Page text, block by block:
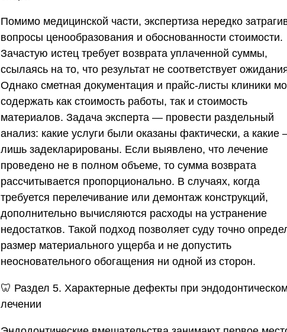
Помимо медицинской части, экспертиза нередко
вопросы ценообразования и обоснованности стоимости.
Зачастую истец требует возврата уплаченной суммы,
ссылаясь на то, что результат не соответствует
Однако сметная документация и прайс-листы клиники
содержать как стоимость работы, так и стоимость
материалов. Задача эксперта — провести раздельный
анализ: какие услуги были оказаны фактически, а какие
лишь задекларированы. Если выявлено, что лечение
проведено не в полном объеме, то сумма возврата
рассчитывается пропорционально. В случаях, когда
требуется перелечивание или демонтаж конструкций,
дополнительно вычисляются расходы на устранение
недостатков. Такой подход позволяет суду точно
размер материального ущерба и не допустить
неосновательного обогащения ни одной из сторон.
🦷 Раздел 5. Характерные дефекты при
лечении